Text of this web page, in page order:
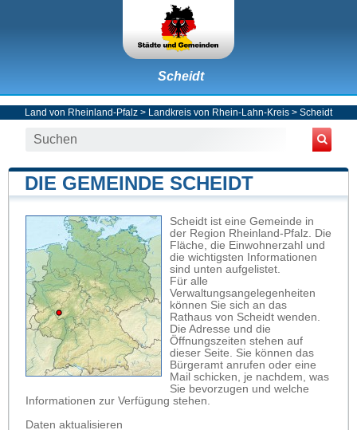
Scheidt
Land von Rheinland-Pfalz > Landkreis von Rhein-Lahn-Kreis > Scheidt
DIE GEMEINDE SCHEIDT
Scheidt ist eine Gemeinde in
der Region Rheinland-Pfalz. Die
Fläche, die Einwohnerzahl und
die wichtigsten Informationen
sind unten aufgelistet.
Für alle
Verwaltungsangelegenheiten
können Sie sich an das
Rathaus von Scheidt wenden.
Die Adresse und die
Öffnungszeiten stehen auf
dieser Seite. Sie können das
Bürgeramt anrufen oder eine
Mail schicken, je nachdem, was
Sie bevorzugen und welche
Informationen zur Verfügung stehen.
Daten aktualisieren